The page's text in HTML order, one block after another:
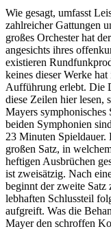
Wie gesagt, umfasst
zahlreicher Gattungen
großes Orchester hat
angesichts ihres
existieren
keines dieser Werke
Aufführung erlebt. Die
diese Zeilen hier lesen,
Mayers symphonisches
beiden Symphonien
23 Minuten Spieldauer.
großen Satz, in
heftigen Ausbrüchen
ist zweisätzig. Nach
beginnt der zweite Satz
lebhaften Schlussteil
aufgreift. Was die
Mayer den schroffen